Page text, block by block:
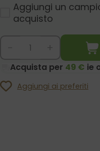
Aggiungi un
acquisto
Acquista per 49 € ie
Aggiungi ai preferiti